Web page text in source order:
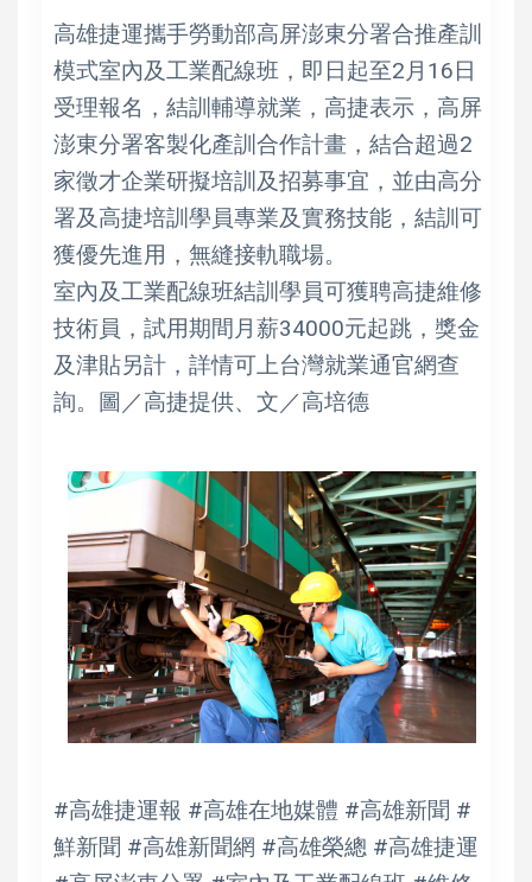
高雄捷運攜手勞動部高屏澎東分署合推產訓
模式室內及工業配線班，即日起至2月16日
受理報名，結訓輔導就業，高捷表示，高屏
澎東分署客製化產訓合作計畫，結合超過2
家徵才企業研擬培訓及招募事宜，並由高分
署及高捷培訓學員專業及實務技能，結訓可
獲優先進用，無縫接軌職場。
室內及工業配線班結訓學員可獲聘高捷維修
技術員，試用期間月薪34000元起跳，獎金
及津貼另計，詳情可上台灣就業通官網查
詢。圖／高捷提供、文／高培德
#高雄捷運報 #高雄在地媒體 #高雄新聞 #
鮮新聞 #高雄新聞網 #高雄榮總 #高雄捷運